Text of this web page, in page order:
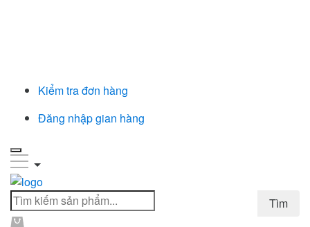
Kiểm tra đơn hàng
Đăng nhập gian hàng